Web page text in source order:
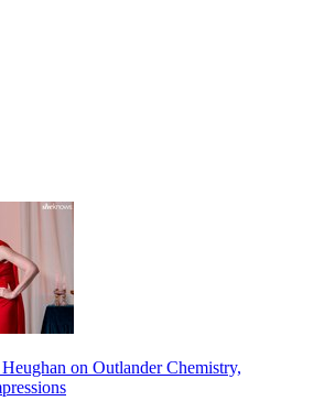
on Outlander Chemistry,